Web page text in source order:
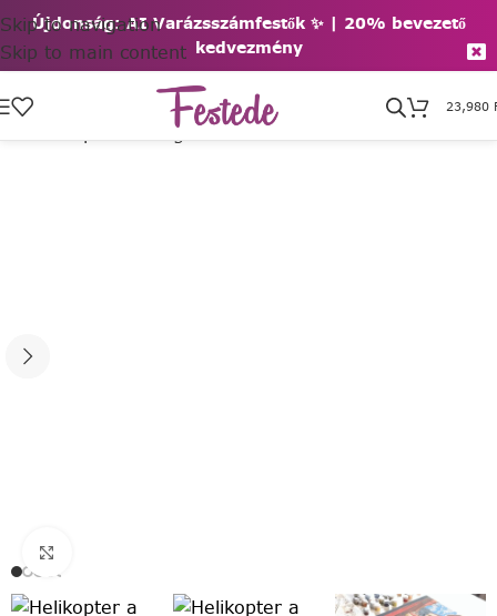
Újdonság: AI Varázsszámfestők ✨ | 20% bevezető
kedvezmény
Skip to navigation
Skip to main content
23,980